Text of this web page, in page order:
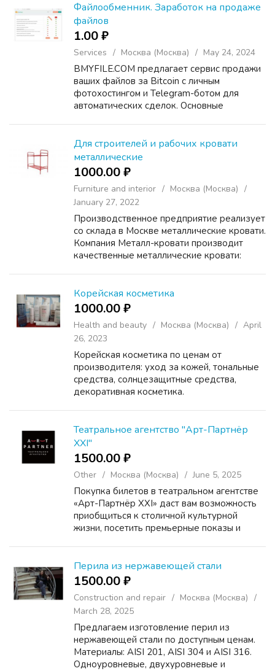
Файлообменник. Заработок на продаже
файлов
1.00 ₽
Services Москва (Москва) May 24, 2024
BMYFILE.COM предлагает сервис продажи
ваших файлов за Bitcoin с личным
фотохостингом и Telegram-ботом для
автоматических сделок. Основные
конвертацию в BTC при оплате для
максимальной г...
Для строителей и рабочих кровати
металлические
1000.00 ₽
Furniture and interior
Москва (Москва)
January 27, 2022
Производственное предприятие реализует
со склада в Москве металлические кровати.
Компания Металл-кровати производит
качественные металлические кровати:
(эконом класс); кровати мет...
Корейская косметика
1000.00 ₽
Health and beauty Москва (Москва)
April
26, 2023
Корейская косметика по ценам от
производителя: уход за кожей, тональные
средства, солнцезащитные средства,
декоративная косметика.
Театральное агентство "Арт-Партнёр
XXI"
1500.00 ₽
Other Москва (Москва) June 5, 2025
Покупка билетов в театральном агентстве
«Арт-Партнёр XXI» даст вам возможность
приобщиться к столичной культурной
жизни, посетить премьерные показы и
вы получите всю инте...
Перила из нержавеющей стали
1500.00 ₽
Construction and repair
Москва (Москва)
March 28, 2025
Предлагаем изготовление перил из
нержавеющей стали по доступным ценам.
Материалы: AISI 201, AISI 304 и AISI 316.
Одноуровневые, двухуровневые и